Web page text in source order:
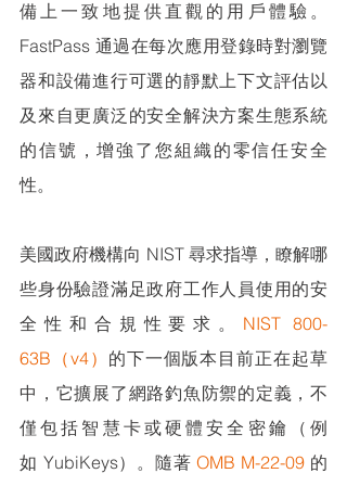
備上一致地提供直觀的用戶體驗。
FastPass 通過在每次應用登錄時對瀏覽
器和設備進行可選的靜默上下文評估以
及來自更廣泛的安全解決方案生態系統
的信號，增強了您組織的零信任安全
性。
美國政府機構向 NIST 尋求指導，瞭解哪
些身份驗證滿足政府工作人員使用的安
全性和合規性要求。 NIST 800-
63B（v4） 的下一個版本目前正在起草
中，它擴展了網路釣魚防禦的定義，不
僅包括智慧卡或硬體安全密鑰（例
如 YubiKeys）。隨著 OMB M-22-09 的